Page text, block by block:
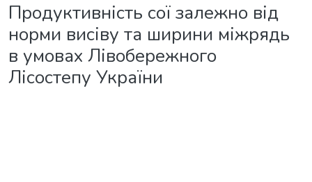
Продуктивність сої залежно від
норми висіву та ширини міжрядь
в умовах Лівобережного
Лісостепу України